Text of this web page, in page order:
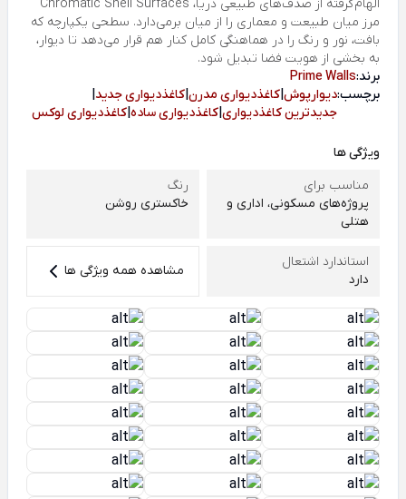
الهام‌گرفته از صدف‌های طبیعی دریا، Chromatic Shell Surfaces
مرز میان طبیعت و معماری را از میان برمی‌دارد. سطحی یکپارچه که
بافت، نور و رنگ را در هماهنگی کامل کنار هم قرار می‌دهد تا دیوار،
به بخشی از هویت فضا تبدیل شود.
برند:Prime Walls
برچسب:دیوارپوش کاغذدیواری مدرن کاغذدیواری جدید
جدیدترین کاغذدیواری کاغذدیواری ساده کاغذدیواری لوکس
ویژگی ها
مناسب برای
پروژه‌های مسکونی، اداری و
هتلی
رنگ
خاکستری روشن
استاندارد اشتعال
دارد
مشاهده همه ویژگی ها